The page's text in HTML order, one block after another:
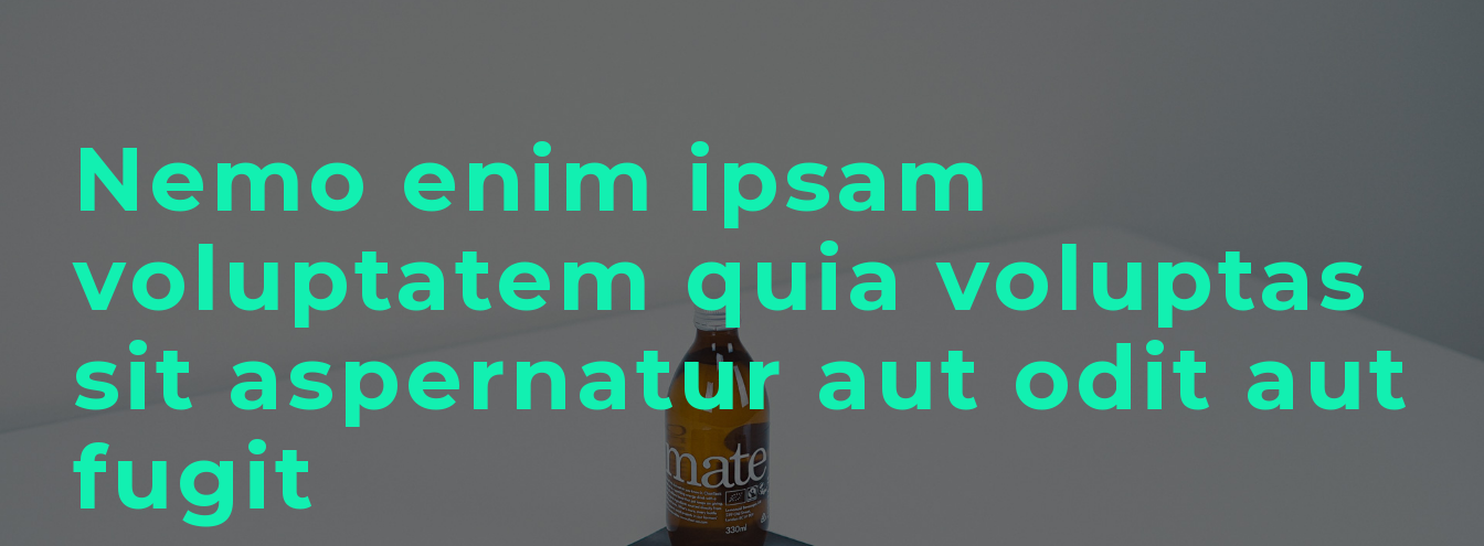
Nemo enim ipsam
voluptatem quia voluptas
sit aspernatur aut odit aut
fugit